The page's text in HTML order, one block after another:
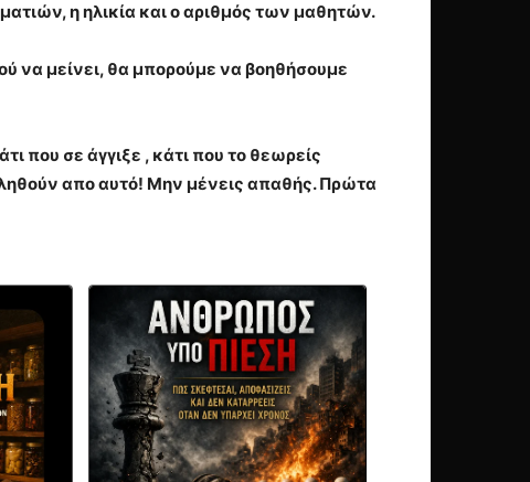
η ηλικία και ο αριθμός των μαθητών.
να μείνει, θα μπορούμε να βοηθήσουμε
που σε άγγιξε , κάτι που το θεωρείς
απο αυτό! Μην μένεις απαθής. Πρώτα